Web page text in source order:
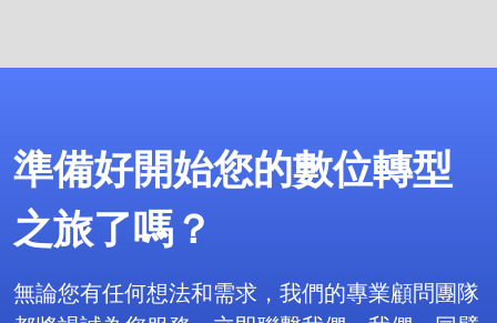
準備好開始您的數位轉型
之旅了嗎？
無論您有任何想法和需求，我們的專業顧問團隊